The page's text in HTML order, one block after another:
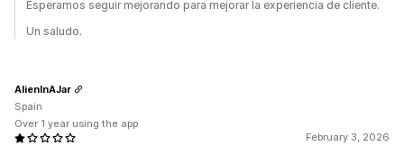
Esperamos seguir mejorando para mejorar la experiencia de cliente.
Un saludo.
February 3, 2026
AlienInAJar
Spain
Over 1 year using the app